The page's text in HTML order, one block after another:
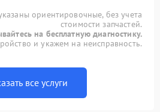
ориентировочные, без учета
стоимости запчастей.
на бесплатную диагностику.
и укажем на неисправность.
все услуги